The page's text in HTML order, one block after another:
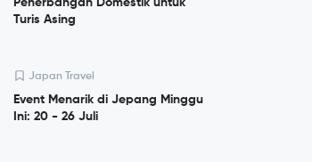
Penerbangan Domestik untuk
Turis Asing
Japan Travel
Event Menarik di Jepang Minggu
Ini: 20 - 26 Juli